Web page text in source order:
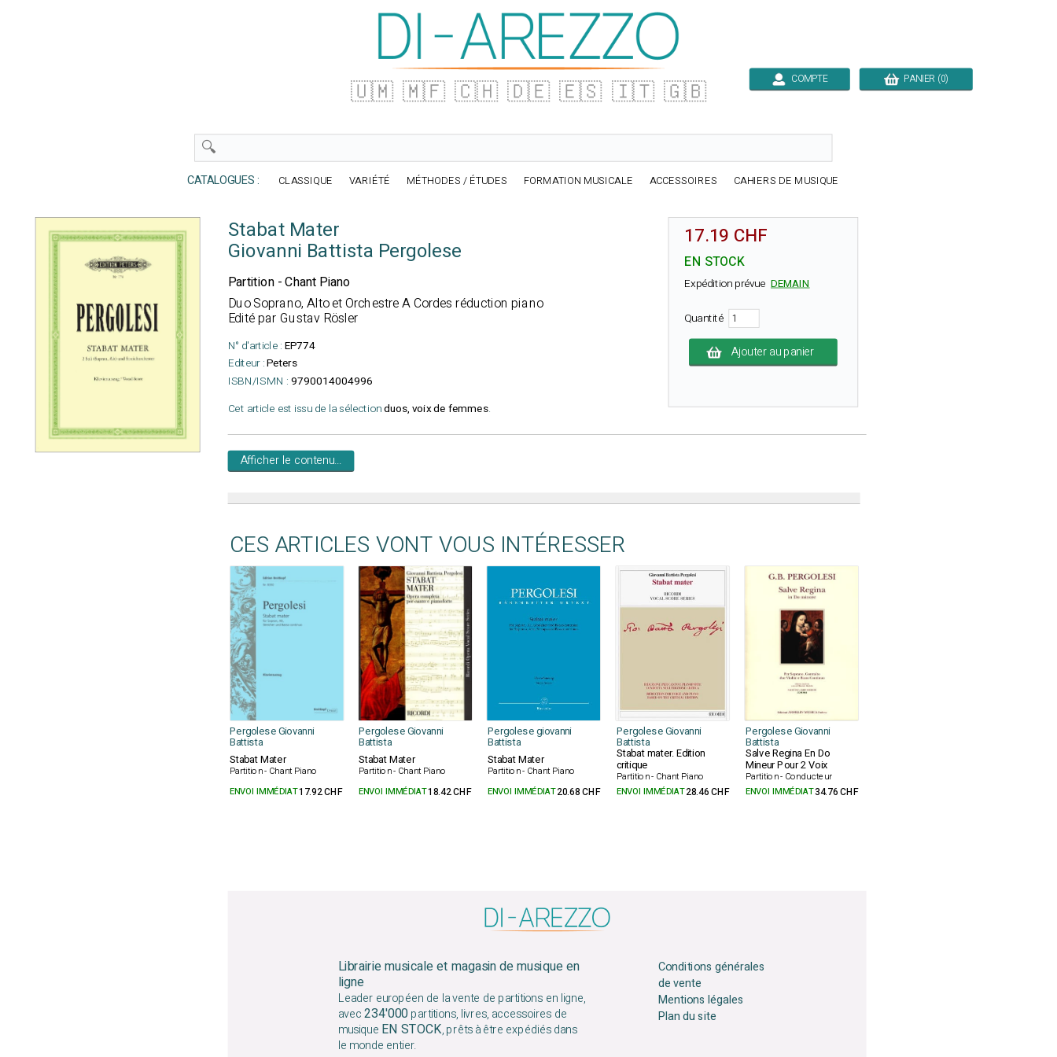
🇺🇲 🇲🇫 🇨🇭 🇩🇪 🇪🇸 🇮🇹 🇬🇧 COMPTE PANIER (0)
CATALOGUES : CLASSIQUE VARIÉTÉ MÉTHODES / ÉTUDES FORMATION MUSICALE ACCESSOIRES CAHIERS DE MUSIQUE
Stabat Mater
Giovanni Battista Pergolese
Partition - Chant Piano
Duo Soprano, Alto et Orchestre A Cordes réduction piano
Edité par Gustav Rösler
N° d'article : EP774
Editeur :Peters
ISBN/ISMN : 9790014004996
Cet article est issu de la sélectionduos, voix de femmes.
17.19 CHF
EN STOCK
Expédition prévue DEMAIN
Quantité
Ajouter au panier
Afficher le contenu...
CES ARTICLES VONT VOUS INTÉRESSER
Pergolese Giovanni
Battista
Pergolese Giovanni
Battista
Pergolese giovanni
Battista
Pergolese Giovanni
Battista
Pergolese Giovanni
Battista
Stabat Mater
Partition - Chant Piano
Stabat Mater
Partition - Chant Piano
Stabat Mater
Partition - Chant Piano
Stabat mater. Edition
critique
Partition - Chant Piano
Salve Regina En Do
Mineur Pour 2 Voix
Partition - Conducteur
ENVOI IMMÉDIAT17.92 CHF ENVOI IMMÉDIAT18.42 CHF ENVOI IMMÉDIAT20.68 CHF ENVOI IMMÉDIAT28.46 CHF ENVOI IMMÉDIAT34.76 CHF
Librairie musicale et magasin de musique en
ligne
Leader européen de la vente de partitions en ligne,
avec234'000partitions, livres, accessoires de
musique EN STOCK, prêts à être expédiés dans
le monde entier.
Conditions générales
de vente
Mentions légales
Plan du site